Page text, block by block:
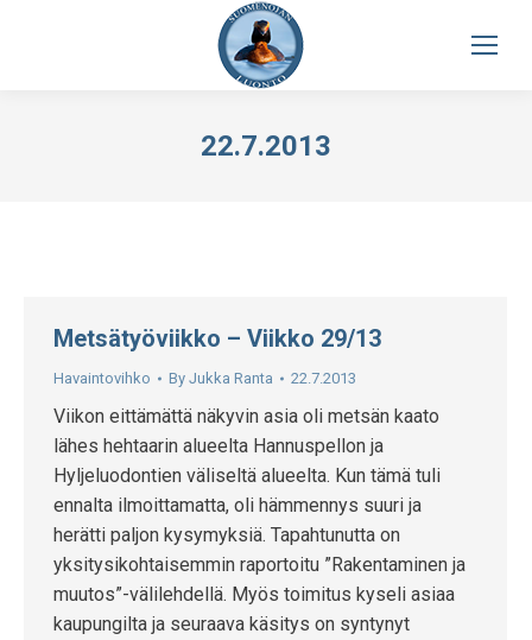
22.7.2013
Metsätyöviikko – Viikko 29/13
Havaintovihko By Jukka Ranta 22.7.2013
Viikon eittämättä näkyvin asia oli metsän kaato
lähes hehtaarin alueelta Hannuspellon ja
Hyljeluodontien väliseltä alueelta. Kun tämä tuli
ennalta ilmoittamatta, oli hämmennys suuri ja
herätti paljon kysymyksiä. Tapahtunutta on
yksitysikohtaisemmin raportoitu ”Rakentaminen ja
muutos”-välilehdellä. Myös toimitus kyseli asiaa
kaupungilta ja seuraava käsitys on syntynyt